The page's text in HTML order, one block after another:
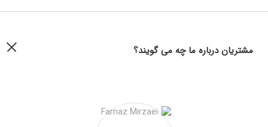
مشتریان درباره ما چه می گویند؟